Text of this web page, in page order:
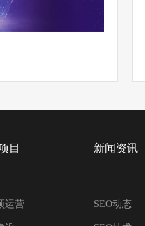
目
运营
新闻资讯
SEO动态